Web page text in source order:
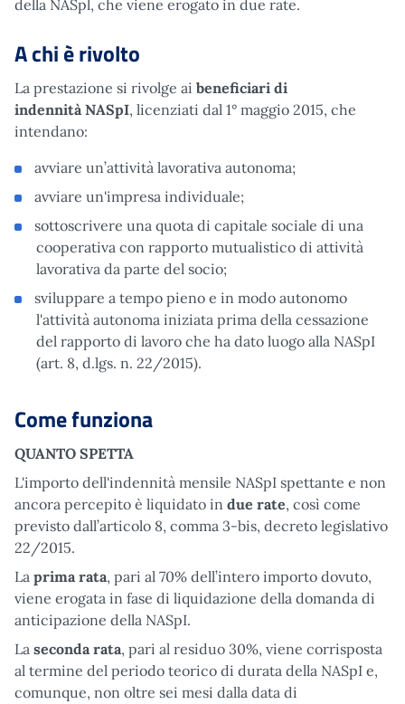
della NASpl, che viene erogato in due rate.
A chi è rivolto
La prestazione si rivolge ai beneficiari di
indennità NASpI, licenziati dal 1° maggio 2015, che
intendano:
avviare un’attività lavorativa autonoma;
avviare un'impresa individuale;
sottoscrivere una quota di capitale sociale di una
cooperativa con rapporto mutualistico di attività
lavorativa da parte del socio;
sviluppare a tempo pieno e in modo autonomo
l'attività autonoma iniziata prima della cessazione
del rapporto di lavoro che ha dato luogo alla NASpI
(art. 8, d.lgs. n. 22/2015).
Come funziona
QUANTO SPETTA
L'importo dell'indennità mensile NASpI spettante e non
ancora percepito è liquidato in due rate, così come
previsto dall’articolo 8, comma 3-bis, decreto legislativo
22/2015.
La prima rata, pari al 70% dell’intero importo dovuto,
viene erogata in fase di liquidazione della domanda di
anticipazione della NASpI.
La seconda rata, pari al residuo 30%, viene corrisposta
al termine del periodo teorico di durata della NASpI e,
comunque, non oltre sei mesi dalla data di